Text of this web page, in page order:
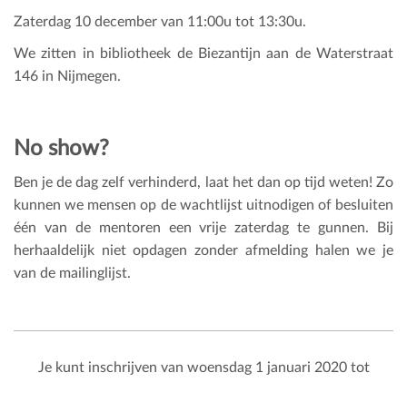
Zaterdag 10 december van 11:00u tot 13:30u.
We zitten in bibliotheek de Biezantijn aan de Waterstraat
146 in Nijmegen.
No show?
Ben je de dag zelf verhinderd, laat het dan op tijd weten! Zo
kunnen we mensen op de wachtlijst uitnodigen of besluiten
één van de mentoren een vrije zaterdag te gunnen. Bij
herhaaldelijk niet opdagen zonder afmelding halen we je
van de mailinglijst.
Je kunt inschrijven van woensdag 1 januari 2020 tot